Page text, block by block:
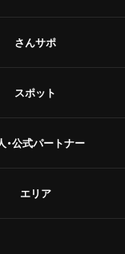
さんサポ
スポット
・公式パートナー
エリア